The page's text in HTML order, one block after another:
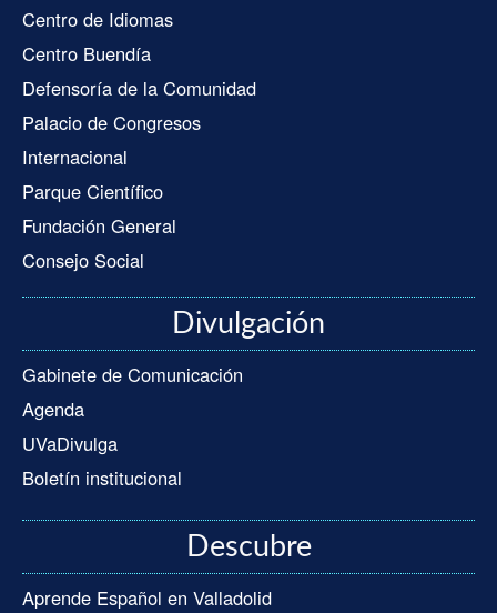
Centro de Idiomas
Centro Buendía
Defensoría de la Comunidad
Palacio de Congresos
Internacional
Parque Científico
Fundación General
Consejo Social
Divulgación
Gabinete de Comunicación
Agenda
UVaDivulga
Boletín institucional
Descubre
Aprende Español en Valladolid